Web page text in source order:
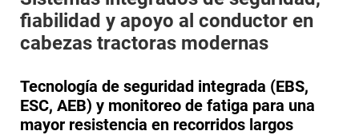
fiabilidad y apoyo al conductor en
cabezas tractoras modernas
Tecnología de seguridad integrada (EBS,
ESC, AEB) y monitoreo de fatiga para una
mayor resistencia en recorridos largos